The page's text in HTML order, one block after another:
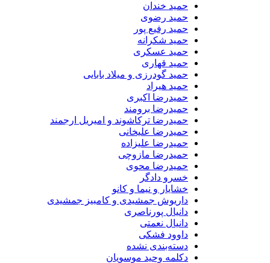
حمید خندان
حمید رضوی
حمید رفیع پور
حمید شکرانه
حمید عسکری
حمید قهاری
حمید گودرزی و میلاد بابایی
حمید هیراد
حمیدرضا اکبری
حمیدرضا برومند
حمیدرضا ترکاشوند و امیریل ارجمند
حمیدرضا علیخانی
حمیدرضا علیزاده
حمیدرضا مازوچی
حمیدرضا محوی
خسرو دادگر
خشایار و نیما و کانو
داریوش جمشیدی و کامبیز جمشیدی
دانیال پورناصری
دانیال نعمتی
داوود فشکی
دسته‌بندی نشده
دکلمه وحید موسویان